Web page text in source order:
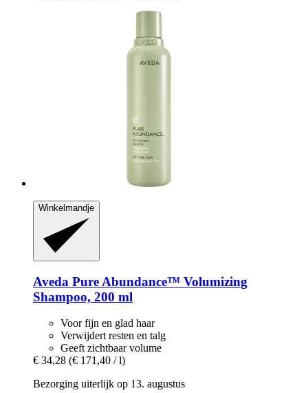
Winkelmandje
Aveda Pure Abundance™ Volumizing
Shampoo, 200 ml
Voor fijn en glad haar
Verwijdert resten en talg
Geeft zichtbaar volume
€ 34,28 (€ 171,40 / l)
Bezorging uiterlijk op 13. augustus